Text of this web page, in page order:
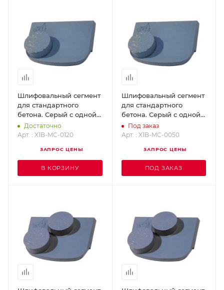
Шлифовальный сегмент
для стандартного
бетона. Серый с одной
кнопкой, Grit 120 X1B-
MC-0120
Достаточно
Арт. : X1B-MC-0120
ЗАПРОС ЦЕНЫ
В КОРЗИНУ
Шлифовальный сегмент
для стандартного
бетона. Серый с одной
кнопкой, Grit 50 X1B-MC-
0050
Под заказ
Арт. : X1B-MC-0050
ЗАПРОС ЦЕНЫ
ПОД ЗАКАЗ